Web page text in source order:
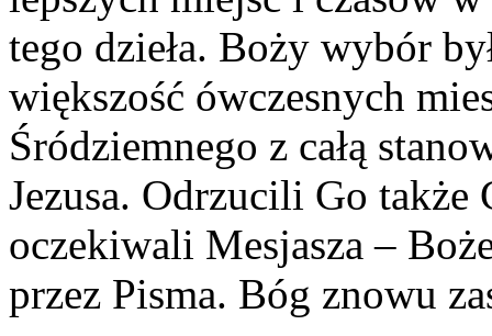
tego dzieła. Boży wybór
większość ówczesnych
Śródziemnego z całą
Jezusa. Odrzucili Go
oczekiwali Mesjasza –
przez Pisma. Bóg znowu